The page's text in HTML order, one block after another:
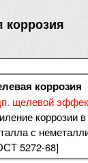
коррозия
коррозия
щелевой
коррозии
с
5272-68]